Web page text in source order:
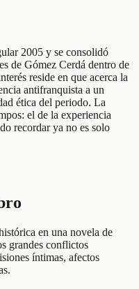
2005 y se consolidó
de Gómez Cerdá dentro de
reside en que acerca la
antifranquista a un
ética del periodo. La
el de la experiencia
recordar ya no es solo
en una novela de
grandes conflictos
íntimas, afectos